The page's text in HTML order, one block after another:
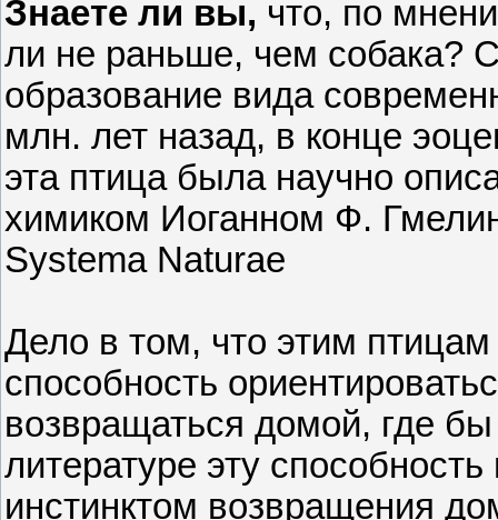
Знаете ли вы, что, по
ли не раньше, чем собака?
образование вида
млн. лет назад, в конце
эта птица была научно
химиком Иоганном Ф.
Systema Naturae
Дело в том, что этим
способность
возвращаться домой, где
литературе эту
инстинктом возвращения